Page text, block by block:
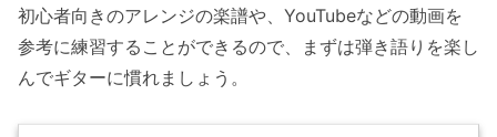
初心者向きのアレンジの楽譜や、YouTubeなどの動画を
参考に練習することができるので、まずは弾き語りを楽し
んでギターに慣れましょう。